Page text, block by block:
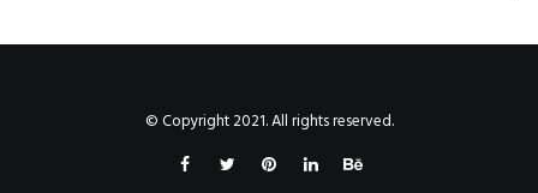
© Copyright 2021. All rights reserved.